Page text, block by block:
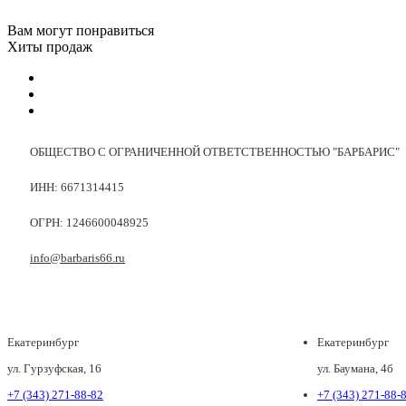
Вам могут понравиться
Хиты продаж
ОБЩЕСТВО С ОГРАНИЧЕННОЙ ОТВЕТСТВЕННОСТЬЮ "БАРБАРИС"
ИНН: 6671314415
ОГРН: 1246600048925
info@barbaris66.ru
Екатеринбург
ул. Гурзуфская, 16
+7 (343) 271-88-82
Екатеринбург
ул. Баумана, 4б
+7 (343) 271-88-